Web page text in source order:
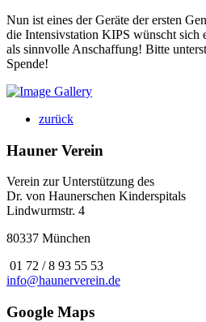
Nun ist eines der Geräte der ersten
die Intensivstation KIPS wünscht sich
als sinnvolle Anschaffung! Bitte
Spende!
zurück
Hauner Verein
Verein zur Unterstützung des
Dr. von Haunerschen Kinderspitals
Lindwurmstr. 4
80337 München
01 72 / 8 93 55 53
info@haunerverein.de
Google Maps